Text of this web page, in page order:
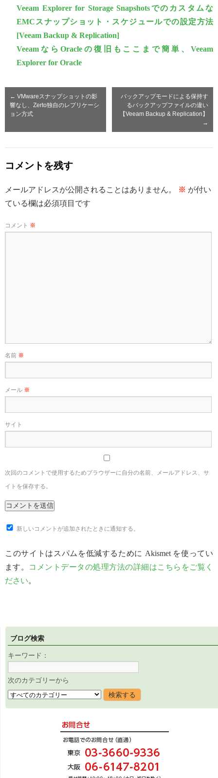
Veeam Explorer for Storage Snapshotsでのカスタムな
EMCスナップショット・スケジュールでの設定方法
[Veeam Backup & Replication]
VeeamならOracleの復旧もここまで簡単、Veeam
Explorer for Oracle
← VMwareスナップショットの影
響なし、Zerto独自のレプリケーシ
ョン方式
バックアップモードによる保持す
るバックアップファイルの違い
【Veeam Backup & Replication】
→
コメントを残す
メールアドレスが公開されることはありません。 ※ が付い
ている欄は必須項目です
コメント ※
名前 ※
メール ※
サイト
次回のコメントで使用するためブラウザーに自分の名前、メールアドレス、サ
イトを保存する。
新しいコメントが追加されたときに通知する。
このサイトはスパムを低減するために Akismet を使ってい
ます。 コメントデータの処理方法の詳細はこちらをご覧く
ださい。
ブログ検索
キーワード：
次のカテゴリーから